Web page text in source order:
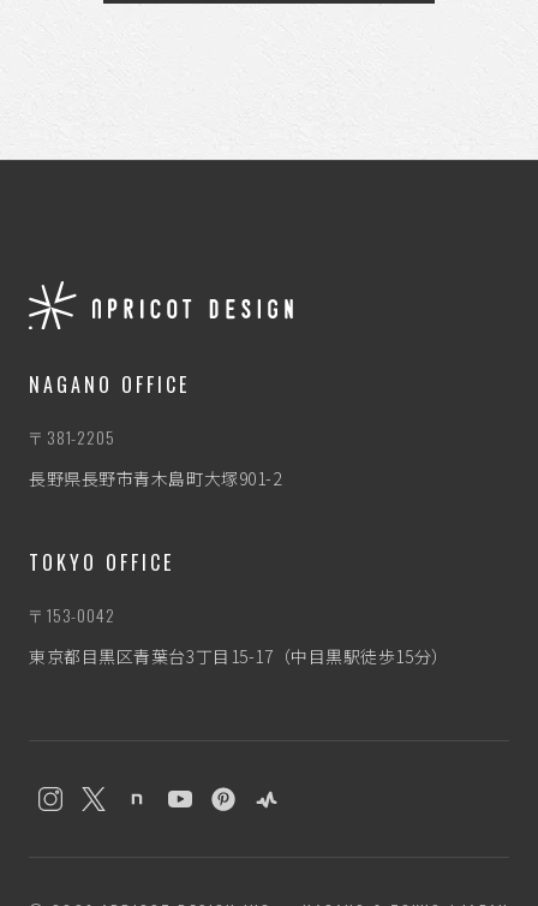
NAGANO OFFICE
〒381-2205
長野県長野市青木島町大塚901-2
TOKYO OFFICE
〒153-0042
東京都目黒区青葉台3丁目15-17（中目黒駅徒歩15分）